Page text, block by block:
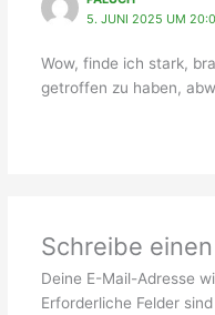
5. JUNI 2025 UM
Wow, finde ich stark,
getroffen zu haben,
Schreibe
Deine E-Mail-Adresse
Erforderliche Felder